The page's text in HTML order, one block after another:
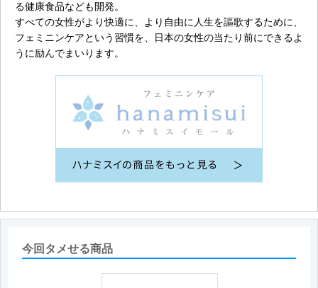
る健康食品なども開発。
すべての女性がより快適に、より自由に人生を謳歌するために、
フェミニンケアという習慣を、日本の女性の当たり前にできるよ
うに励んでまいります。
今回タメせる商品